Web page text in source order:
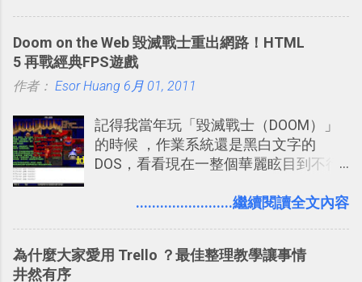
些軟體更新、網站服務的資訊，未來也
很想試試看是否能加入短評，或者對於
電腦玩物介紹過的資訊作補充，讓我的
的 碎碎念版電腦玩物 。不過你不需要像
我這麼認真，因為 我也很喜歡在Twitter
上面看到各種突如其來的生活雜感、毫
好像把大家的生活用一種很自然無隔
Twitter的服務目前並不少見，台灣
問、可以找出特殊的照片、可以規劃我
們的行程，也能幫我們安排時間。 其實
如果單從後面幾個「功能面」來看， 這
內建在我們的 Google 系統中，甚至大
多在 Android 與 iPhone 手機上都能使
用。
Doom on the Web 毀滅戰士重出網路！HTML
5 再戰經典FPS遊戲
作者： Esor Huang 6月 01, 2011
記得我當年玩「毀滅戰士（DOOM）」
的時候 ，作業系統還是黑白文字的
DOS，看看現在一整個華麗眩目到不行
過的第一款 FPS遊戲 （應該也是世界上
來看DOOM的畫面簡直慘不忍睹，但如
........................繼續閱讀全文內容
為什麼大家愛用 Trello ？最佳整理教學讓事情
井然有序